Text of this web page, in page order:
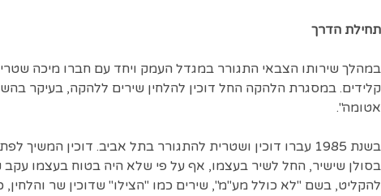
תחילת הדרך
קלידים. במסגרת הלהקה החל דוכין להלחין שירים ללהקה, בעיקר
אטומה".
בשנת 1985 עברו דוכין ושטרית להתגורר בתל אביב. דוכין
להקליט, בשם "לא כולל מע"מ", שירים כמו "הצילו" שדוכין שר